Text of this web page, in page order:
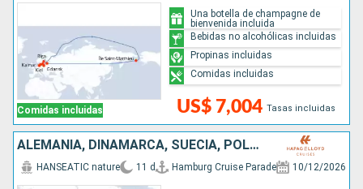
Comidas incluidas US$ 7,004 Tasas incluidas
Una botella de champagne de
bienvenida incluida
Bebidas no alcohólicas incluidas
Propinas incluidas
Comidas incluidas
ALEMANIA, DINAMARCA, SUECIA, POLONIA
HANSEATIC nature 11 d Hamburg Cruise Parade 10/12/2026